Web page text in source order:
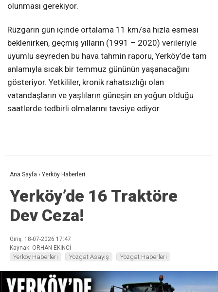
olunması gerekiyor.
Rüzgarın gün içinde ortalama 11 km/sa hızla esmesi
beklenirken, geçmiş yılların (1991 – 2020) verileriyle
uyumlu seyreden bu hava tahmin raporu, Yerköy’de tam
anlamıyla sıcak bir temmuz gününün yaşanacağını
gösteriyor. Yetkililer, kronik rahatsızlığı olan
vatandaşların ve yaşlıların güneşin en yoğun olduğu
saatlerde tedbirli olmalarını tavsiye ediyor.
Ana Sayfa › Yerköy Haberleri
Yerköy’de 16 Traktöre
Dev Ceza!
Giriş: 18-07-2026 17:47
Kaynak: ORHAN EKİNCİ
Yerköy Haberleri Yozgat Asayiş Yozgat Haberleri